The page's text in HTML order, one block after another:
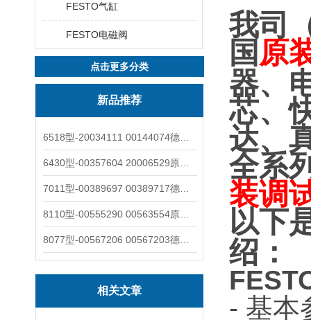
FESTO气缸
FESTO电磁阀
点击更多分类
新品推荐
相关文章
我司
国 原
器、
芯、
达、
全系
装调
以下
绍：
- 基本